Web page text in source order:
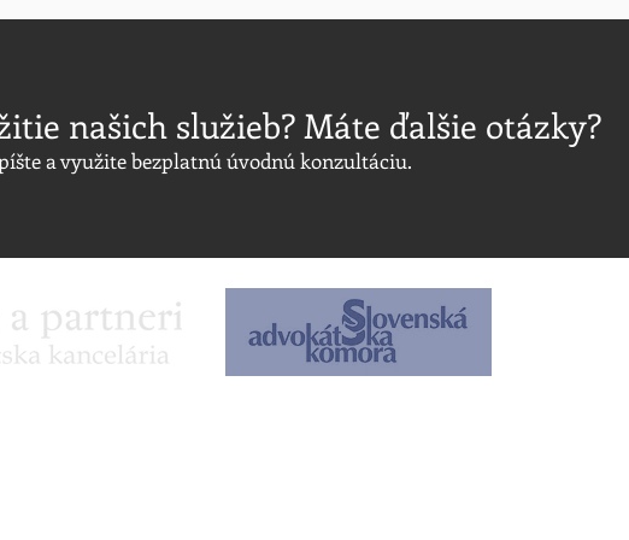
našich služieb? Máte ďalšie otázky?
a využite bezplatnú úvodnú konzultáciu.